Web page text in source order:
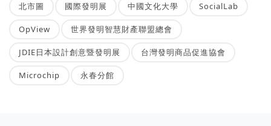
北市圖 國際發明展 中國文化大學 SocialLab
OpView 世界發明智慧財產聯盟總會
JDIE日本設計創意暨發明展 台灣發明商品促進協會
Microchip 永春分館